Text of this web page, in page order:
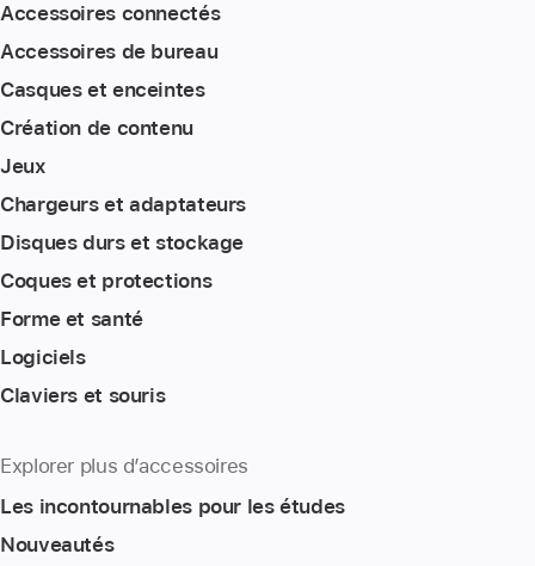
Accessoires connectés
Accessoires de bureau
Casques et enceintes
Création de contenu
Jeux
Chargeurs et adaptateurs
Disques durs et stockage
Coques et protections
Forme et santé
Logiciels
Claviers et souris
Explorer plus d’accessoires
Les incontournables pour les études
Nouveautés